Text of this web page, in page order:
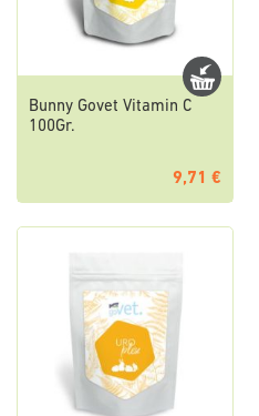
Bunny Govet Vitamin C
100Gr.
9,71 €